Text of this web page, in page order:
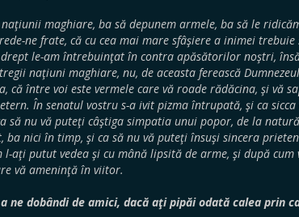
maghiare, ba să depunem armele, ba să le
ne frate, că cu cea mai mare sfâşiere a inimei
le-am întrebuinţat în contra apăsătorilor noştri,
naţiuni maghiare, nu, de aceasta ferească
că între voi este vermele care vă roade rădăcina, şi vă
În senatul vostru s-a ivit pizma întrupată, şi ca
să nu vă puteţi câştiga simpatia unui popor, de la
ba nici în timp, şi ca să nu vă puteţi însuşi sincera
l-aţi putut vedea şi cu mână lipsită de arme, şi după
vă ameninţă în viitor.
ne dobândi de amici, dacă aţi pipăi odată calea prin